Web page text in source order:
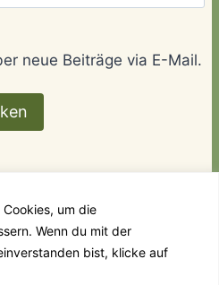
um die
Wenn du mit der
bist, klicke auf
neue Beiträge via E-Mail.
& Datenschutz